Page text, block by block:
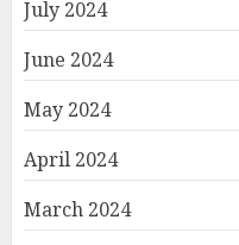
July 2024
June 2024
May 2024
April 2024
March 2024